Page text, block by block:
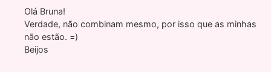
Olá Bruna!
Verdade, não combinam mesmo, por isso que as minhas
não estão. =)
Beijos